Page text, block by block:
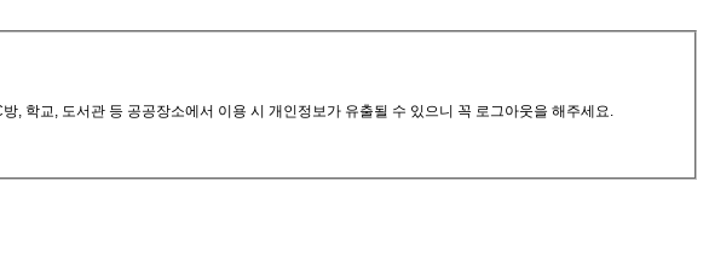
, 학교, 도서관 등 공공장소에서 이용 시 개인정보가 유출될 수 있으니 꼭 로그아웃을 해주세요.